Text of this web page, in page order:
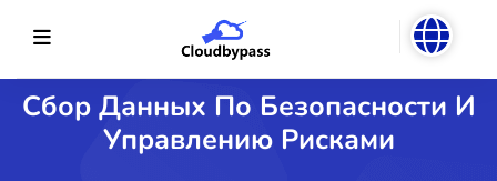
Сбор Данных По Безопасности И
Управлению Рисками